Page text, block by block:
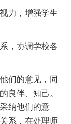
力，增强学生
，协调学校各
们的意见，同
良伴、知己。
纳他们的意
系，在处理师